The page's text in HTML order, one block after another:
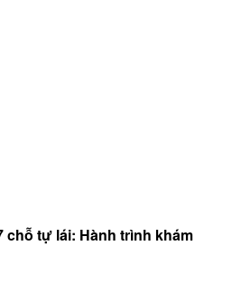
chỗ tự lái: Hành trình khám